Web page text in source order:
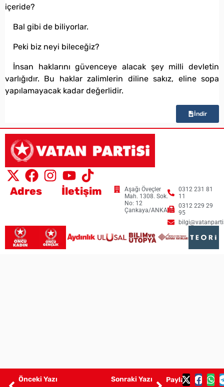
içeride?
Bal gibi de biliyorlar.
Peki biz neyi bileceğiz?
İnsan haklarını güvenceye alacak şey milli devletin
varlığıdır. Bu haklar zalimlerin diline sakız, eline sopa
yapılamayacak kadar değerlidir.
İndir
Önceki Yazı Sonraki Yazı Paylaş:
Adres
Aşağı Öveçler
Mah. 1308. Sok.
No: 12
Çankaya/ANKARA
İletişim
0312 231 81
11
0312 229 29
95